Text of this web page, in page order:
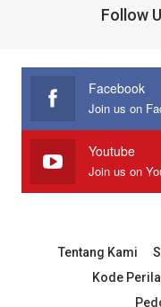
Follow
Facebook
Youtube
Join us on
Tentang Kami
Kode